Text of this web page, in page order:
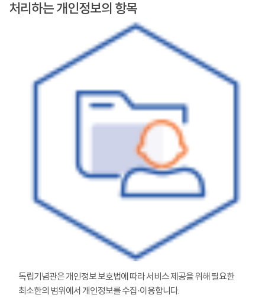
처리하는 개인정보의 항목
독립기념관은 개인정보 보호법에 따라 서비스 제공을 위해 필요한
최소한의 범위에서 개인정보를 수집·이용합니다.